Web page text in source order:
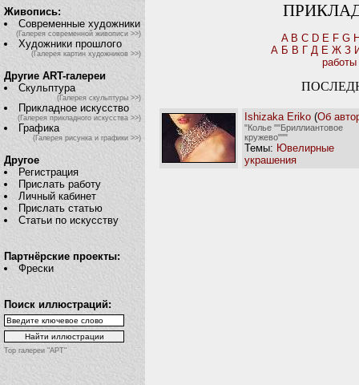
Живопись:
Современные художники
(Галерея современной живописи >>)
Художники прошлого
(Галерея картин художников >>)
Другие ART-галереи
Скульптура
(Галерея скульптуры >>)
Прикладное искусство
(Галерея прикладного искусства >>)
Графика
(Галерея рисунка и графики >>)
Другое
Регистрация
Прислать работу
Личный кабинет
Прислать статью
Статьи по искусству
Партнёрские проекты:
Фрески
Поиск иллюстраций:
Top галереи "АРТ"
A B C D E F G
А Б В Г Д Е Ж З
работы
Ishizaka Eriko (Об
"Колье ""Бриллиантовое
кружево"""
Темы: Ювелирные
украшения